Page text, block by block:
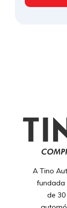
A Tino
fundada
de